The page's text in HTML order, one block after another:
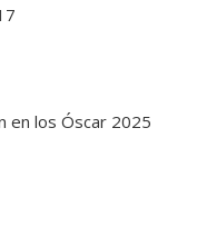
en los Óscar 2025